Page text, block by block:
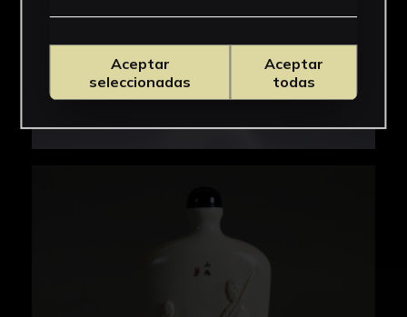
Aceptar
seleccionadas
Aceptar
todas